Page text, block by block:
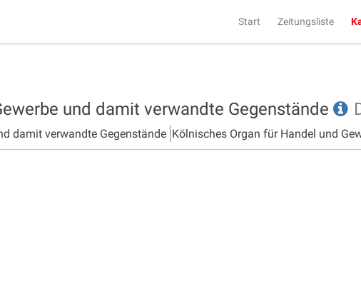
Start Zeitungsliste
und damit verwandte Gegenstände
damit verwandte Gegenstände Kölnisches Organ für Handel und